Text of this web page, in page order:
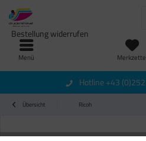
Menü
Bestellung widerrufen
Hotline +43
Übersicht Ricoh